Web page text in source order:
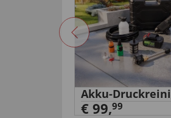
Akku-
€ 99,99